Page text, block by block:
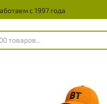
с 1997 года